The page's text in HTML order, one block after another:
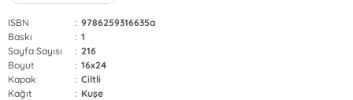
ISBN : 9786259316635a
Baskı
: 1
Sayfa Sayısı
: 216
Boyut
: 16x24
Kapak
: Ciltli
Kağıt
: Kuşe